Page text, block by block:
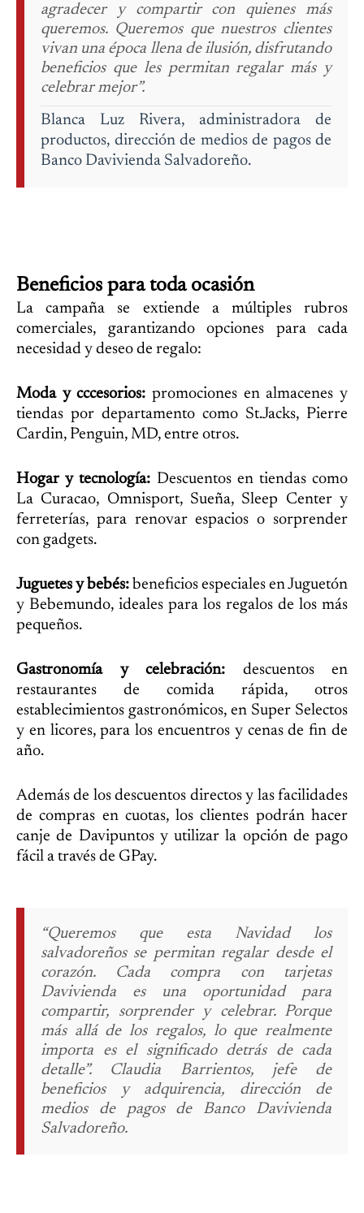
agradecer y compartir con quienes más
queremos. Queremos que nuestros clientes
vivan una época llena de ilusión, disfrutando
beneficios que les permitan regalar más y
celebrar mejor”.
Blanca Luz Rivera, administradora de
productos, dirección de medios de pagos de
Banco Davivienda Salvadoreño.
Beneficios para toda ocasión
La campaña se extiende a múltiples rubros
comerciales, garantizando opciones para cada
necesidad y deseo de regalo:
Moda y cccesorios: promociones en almacenes y
tiendas por departamento como St.Jacks, Pierre
Cardin, Penguin, MD, entre otros.
Hogar y tecnología: Descuentos en tiendas como
La Curacao, Omnisport, Sueña, Sleep Center y
ferreterías, para renovar espacios o sorprender
con gadgets.
Juguetes y bebés: beneficios especiales en Juguetón
y Bebemundo, ideales para los regalos de los más
pequeños.
Gastronomía y celebración: descuentos en
restaurantes de comida rápida, otros
establecimientos gastronómicos, en Super Selectos
y en licores, para los encuentros y cenas de fin de
año.
Además de los descuentos directos y las facilidades
de compras en cuotas, los clientes podrán hacer
canje de Davipuntos y utilizar la opción de pago
fácil a través de GPay.
“Queremos que esta Navidad los
salvadoreños se permitan regalar desde el
corazón. Cada compra con tarjetas
Davivienda es una oportunidad para
compartir, sorprender y celebrar. Porque
más allá de los regalos, lo que realmente
importa es el significado detrás de cada
detalle”.Claudia Barrientos, jefe de
beneficios y adquirencia, dirección de
medios de pagos de Banco Davivienda
Salvadoreño.